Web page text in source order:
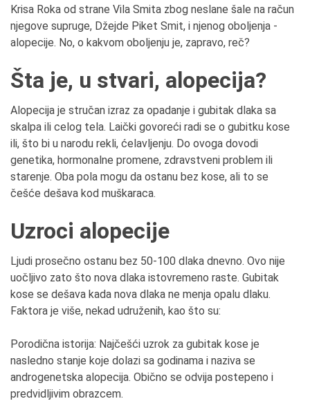
Krisa Roka od strane Vila Smita zbog neslane šale na račun
njegove supruge, Džejde Piket Smit, i njenog oboljenja -
alopecije. No, o kakvom oboljenju je, zapravo, reč?
Šta je, u stvari, alopecija?
Alopecija je stručan izraz za opadanje i gubitak dlaka sa
skalpa ili celog tela. Laički govoreći radi se o gubitku kose
ili, što bi u narodu rekli, ćelavljenju. Do ovoga dovodi
genetika, hormonalne promene, zdravstveni problem ili
starenje. Oba pola mogu da ostanu bez kose, ali to se
češće dešava kod muškaraca.
Uzroci alopecije
Ljudi prosečno ostanu bez 50-100 dlaka dnevno. Ovo nije
uočljivo zato što nova dlaka istovremeno raste. Gubitak
kose se dešava kada nova dlaka ne menja opalu dlaku.
Faktora je više, nekad udruženih, kao što su:
Porodična istorija: Najčešći uzrok za gubitak kose je
nasledno stanje koje dolazi sa godinama i naziva se
androgenetska alopecija. Obično se odvija postepeno i
predvidljivim obrazcem.